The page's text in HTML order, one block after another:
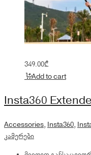
349.00₾
Add to cart
Insta360
Accessories, Insta360,
კამერები